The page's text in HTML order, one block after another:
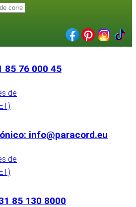
85 76 000 45
de
info@paracord.eu
de
85 130 8000